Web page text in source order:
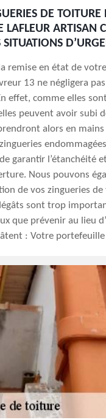
DE TOITURE
LAFLEUR ARTISAN
SITUATIONS
remise en état de
13 ne négligera
effet, comme elles
peuvent avoir subi
alors en
garantir l’étanchéité
Nous pouvons
de vos zingueries
sont trop
que prévenir au lieu
: Votre